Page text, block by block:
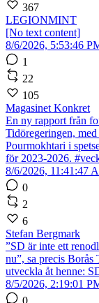
367
LEGIONMINT
[No text content]
8/6/2026, 5:53:46
1
22
105
Magasinet Konkret
En ny rapport från
Tidöregeringen,
Pourmokhtari i
för 2023-2026.
8/6/2026, 11:41:47
0
2
6
Stefan Bergmark
”SD är inte ett
nu”, sa precis
utveckla åt henne:
8/5/2026, 2:19:01
0